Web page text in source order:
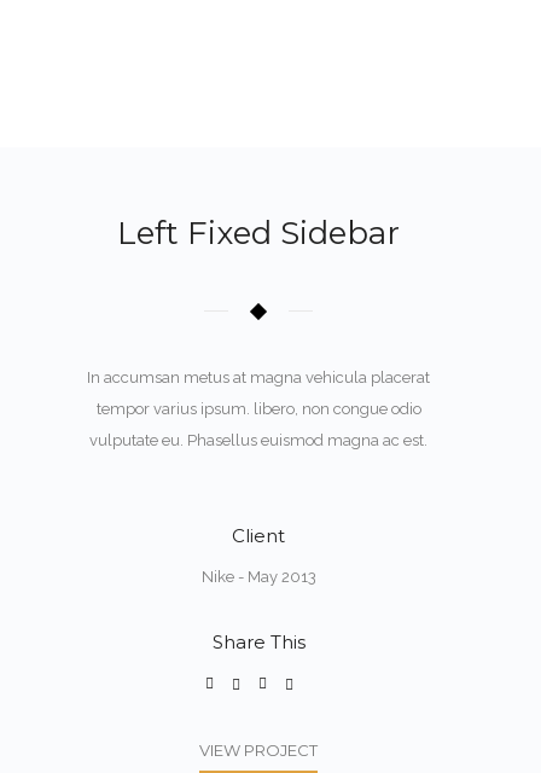
Left Fixed Sidebar
In accumsan metus at magna vehicula placerat
tempor varius ipsum. libero, non congue odio
vulputate eu. Phasellus euismod magna ac est.
Client
Nike - May 2013
Share This
VIEW PROJECT